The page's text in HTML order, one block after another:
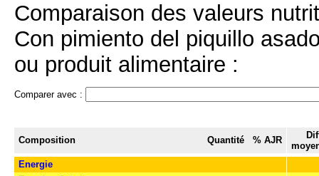
Comparaison des valeurs
Con pimiento del piquillo
ou produit alimentaire :
Comparer avec :
Composition Quantité % AJR
Energie